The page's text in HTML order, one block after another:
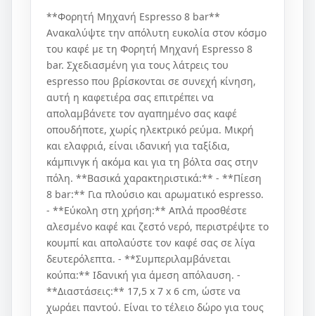
**Φορητή Μηχανή Espresso 8 bar**
Ανακαλύψτε την απόλυτη ευκολία στον κόσμο
του καφέ με τη Φορητή Μηχανή Espresso 8
bar. Σχεδιασμένη για τους λάτρεις του
espresso που βρίσκονται σε συνεχή κίνηση,
αυτή η καφετιέρα σας επιτρέπει να
απολαμβάνετε τον αγαπημένο σας καφέ
οπουδήποτε, χωρίς ηλεκτρικό ρεύμα. Μικρή
και ελαφριά, είναι ιδανική για ταξίδια,
κάμπινγκ ή ακόμα και για τη βόλτα σας στην
πόλη. **Βασικά χαρακτηριστικά:** - **Πίεση
8 bar:** Για πλούσιο και αρωματικό espresso.
- **Εύκολη στη χρήση:** Απλά προσθέστε
αλεσμένο καφέ και ζεστό νερό, περιστρέψτε το
κουμπί και απολαύστε τον καφέ σας σε λίγα
δευτερόλεπτα. - **Συμπεριλαμβάνεται
κούπα:** Ιδανική για άμεση απόλαυση. -
**Διαστάσεις:** 17,5 x 7 x 6 cm, ώστε να
χωράει παντού. Είναι το τέλειο δώρο για τους